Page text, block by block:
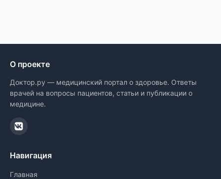
О проекте
Доктор.ру — медицинский портал о здоровье. Ответы
врачей на вопросы пациентов, статьи и публикации о
медицине.
Навигация
Главная